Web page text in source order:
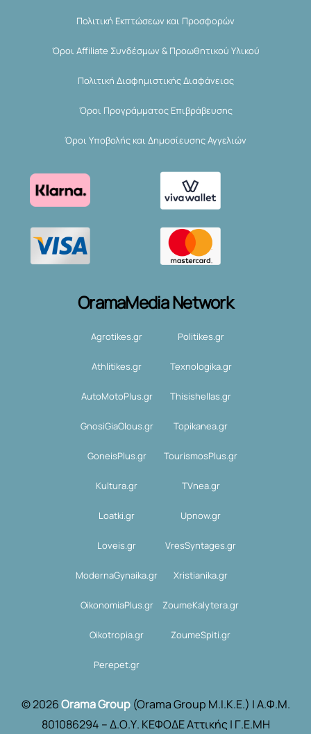
Πολιτική Εκπτώσεων και Προσφορών
Όροι Affiliate Συνδέσμων & Προωθητικού Υλικού
Πολιτική Διαφημιστικής Διαφάνειας
Όροι Προγράμματος Επιβράβευσης
Όροι Υποβολής και Δημοσίευσης Αγγελιών
OramaMedia Network
Agrotikes.gr Politikes.gr
Athlitikes.gr Texnologika.gr
AutoMotoPlus.gr Thisishellas.gr
GnosiGiaOlous.gr Topikanea.gr
GoneisPlus.gr TourismosPlus.gr
Kultura.gr TVnea.gr
Loatki.gr Upnow.gr
Loveis.gr VresSyntages.gr
ModernaGynaika.gr Xristianika.gr
OikonomiaPlus.gr ZoumeKalytera.gr
Oikotropia.gr ZoumeSpiti.gr
Perepet.gr
© 2026Orama Group(Orama Group Μ.Ι.Κ.Ε.) | Α.Φ.Μ.
801086294 – Δ.Ο.Υ. ΚΕΦΟΔΕ Αττικής | Γ.Ε.ΜΗ